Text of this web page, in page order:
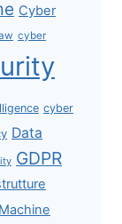
Cyber
cyber
cyber
Data
GDPR
Machine